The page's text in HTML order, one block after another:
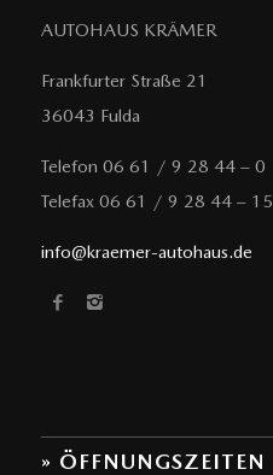
AUTOHAUS KRÄMER
Frankfurter Straße 21
36043 Fulda
Telefon 06 61 / 9 28 44 – 0
Telefax 06 61 / 9 28 44 – 15
info@kraemer-autohaus.de
» ÖFFNUNGSZEITEN